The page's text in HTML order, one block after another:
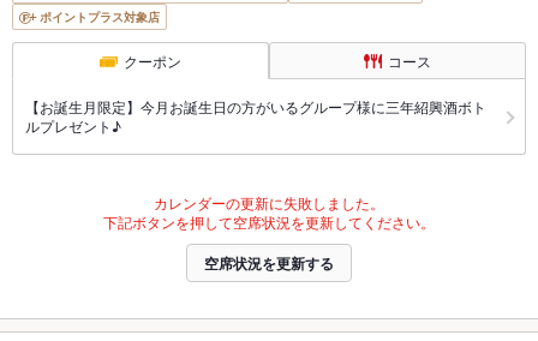
ポイントプラス対象店
クーポン コース
【お誕生月限定】今月お誕生日の方がいるグループ様に三年紹興酒ボト
ルプレゼント♪
カレンダーの更新に失敗しました。
下記ボタンを押して空席状況を更新してください。
空席状況を更新する